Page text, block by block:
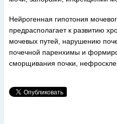
Нейрогенная гипотония
предрасполагает к развитию
мочевых путей, нарушению
почечной паренхимы и
сморщивания почки,